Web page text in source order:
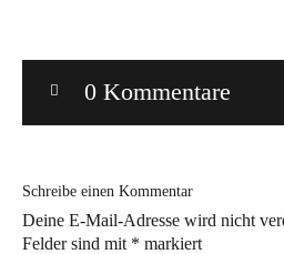
Wir sagen
Bye!
0 Kommentare
Schreibe einen Kommentar
Deine E-Mail-Adresse wird nicht
Felder sind mit * markiert